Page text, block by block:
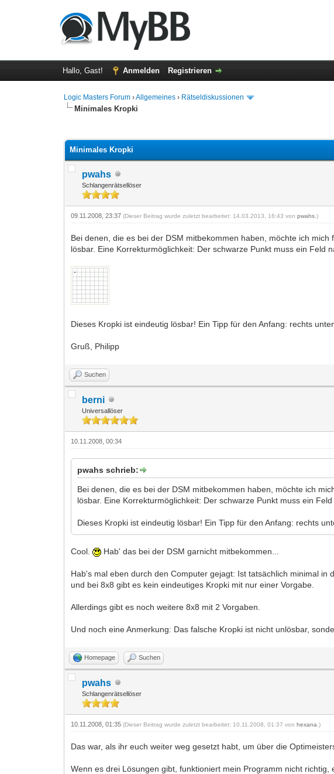
Hallo, Gast! Anmelden Registrieren
Logic Masters Forum ›Allgemeines › Rätseldiskussionen
Minimales Kropki
Minimales Kropki
pwahs
Schlangenrätsellöser
09.11.2008, 23:37(Dieser Beitrag wurde zuletzt bearbeitet: 14.03.2013, 16:43 vonpwahs .)
Bei denen, die es bei der DSM mitbekommen haben, möchte ich
lösbar. Eine Korrekturmöglichkeit: Der schwarze Punkt muss ein Feld
Dieses Kropki ist eindeutig lösbar! Ein Tipp für den Anfang: rechts
Gruß, Philipp
Suchen
berni
Universallöser
10.11.2008, 00:34
pwahs schrieb:
Bei denen, die es bei der DSM mitbekommen haben, möchte ich
lösbar. Eine Korrekturmöglichkeit: Der schwarze Punkt muss ein
Dieses Kropki ist eindeutig lösbar! Ein Tipp für den Anfang: rechts
Cool. Hab' das bei der DSM garnicht mitbekommen...
Hab's mal eben durch den Computer gejagt: Ist tatsächlich minimal
und bei 8x8 gibt es kein eindeutiges Kropki mit nur einer Vorgabe.
Allerdings gibt es noch weitere 8x8 mit 2 Vorgaben.
Und noch eine Anmerkung: Das falsche Kropki ist nicht unlösbar,
Homepage Suchen
pwahs
Schlangenrätsellöser
10.11.2008, 01:35(Dieser Beitrag wurde zuletzt bearbeitet: 10.11.2008, 01:37 vonhexana .)
Das war, als ihr euch weiter weg gesetzt habt, um über die
Wenn es drei Lösungen gibt, funktioniert mein Programm nicht